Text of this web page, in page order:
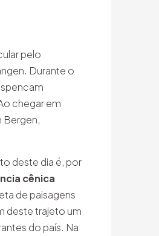
pelo
Durante o
chegar em
Bergen,
deste dia é, por
cênica
de paisagens
deste trajeto um
do país. Na